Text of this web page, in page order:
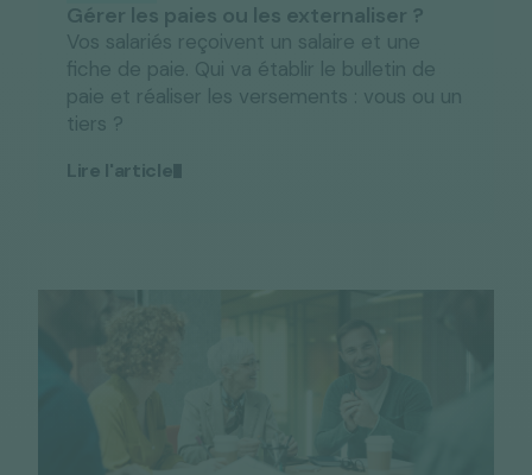
Gérer les paies ou les externaliser ?
Vos salariés reçoivent un salaire et une
fiche de paie. Qui va établir le bulletin de
paie et réaliser les versements : vous ou un
tiers ?
Lire l'article